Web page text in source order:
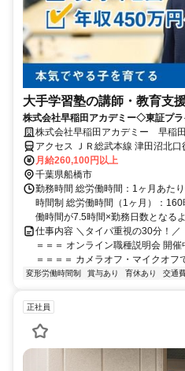
大手学習塾の講師・教育支
株式会社早稲田アカデミー◇東証プ
気でやる子を育てる
株式会社早稲田アカデミー 早
(講師職)
アクセス ＪＲ総武本線 津田沼北
南口徒歩約4分、京成千葉線 京成
月給260,100円以上
千葉県船橋市
勤務時間 総労働時間：1ヶ月あた
時間制 総労働時間（1ヶ月）：
働時間が7.5時間×勤務日数となる
仕事内容 ＼タイパ重視の30分！／
＝＝＝ オンライン職種説明会 開
＝＝＝＝ カメラオフ・マイクオフ
変形労働時間制 賞与あり 育休あり 交通
正社員